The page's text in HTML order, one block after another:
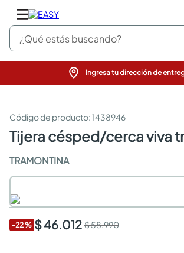
¿Qué estás buscando?
Ingresa tu dirección de
:1438946
tijera césped/cerca viva
TRAMONTINA
-22% $ 46.012$ 58.990
pinturas
sanitarios
comedor
pisos
comedores
armarios closet
neveras